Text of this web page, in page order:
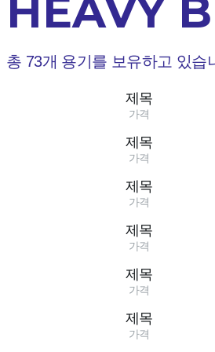
HEAVY
총 73개 용기를 보유하고 있습
제목
가격
제목
가격
제목
가격
제목
가격
제목
가격
제목
가격